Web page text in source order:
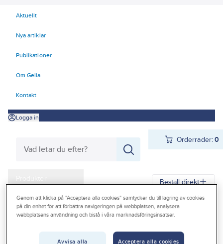
Aktuellt
Nya artiklar
Publikationer
Om Gelia
Kontakt
Logga in
Orderrader:0
Produkter
Kampanjer
Outlet
Beställ direkt
Gelia Produkter Förbrukningsvaror
Slangar och tillbehör
Genom att klicka på "Acceptera alla cookies" samtycker du till lagring av cookies
på din enhet för att förbättra navigeringen på webbplatsen, analysera
webbplatsens användning och bistå i våra marknadsföringsinsatser.
Avvisa alla Acceptera alla cookies